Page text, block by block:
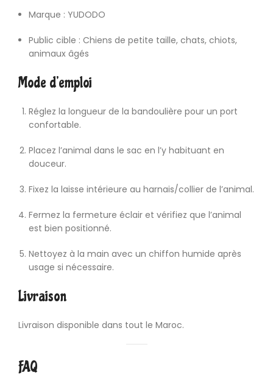
Marque : YUDODO
Public cible : Chiens de petite taille, chats, chiots,
animaux âgés
Mode d’emploi
Réglez la longueur de la bandoulière pour un port
confortable.
Placez l’animal dans le sac en l’y habituant en
douceur.
Fixez la laisse intérieure au harnais/collier de l’animal.
Fermez la fermeture éclair et vérifiez que l’animal
est bien positionné.
Nettoyez à la main avec un chiffon humide après
usage si nécessaire.
Livraison
Livraison disponible dans tout le Maroc.
FAQ